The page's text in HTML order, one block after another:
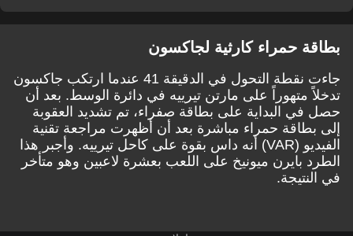
بطاقة حمراء كارثية لجاكسون
جاءت نقطة التحول في الدقيقة 41 عندما ارتكب
جاكسون
تدخلاً متهوراً على مارتن تيرييه في دائرة الوسط. بعد أن
حصل في البداية على بطاقة صفراء، تم تشديد العقوبة
إلى بطاقة حمراء مباشرة بعد أن أظهرت مراجعة تقنية
الفيديو (VAR) أنه داس بقوة على كاحل تيرييه. وأجبر هذا
الطرد بايرن ميونيخ على اللعب بعشرة لاعبين وهو متأخر
في النتيجة.